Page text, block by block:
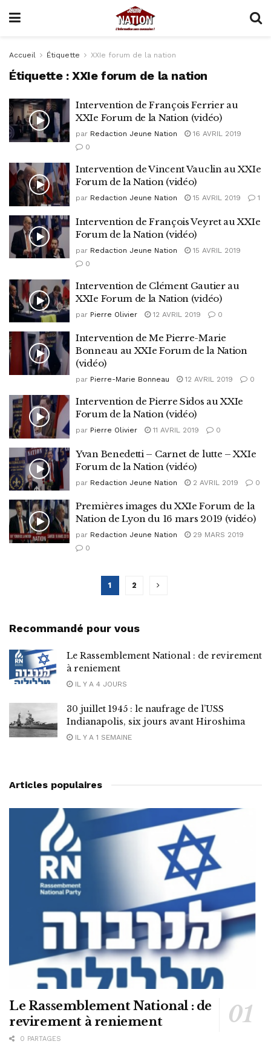
Accueil Étiquette XXIe forum de la nation
Étiquette :XXIe forum de la nation
Intervention de François Ferrier au
XXIe Forum de la Nation (vidéo)
par Redaction Jeune Nation
16 AVRIL 2019
0
Intervention de Vincent Vauclin au XXIe
Forum de la Nation (vidéo)
par Redaction Jeune Nation 15 AVRIL 2019 1
Intervention de François Veyret au XXIe
Forum de la Nation (vidéo)
par Redaction Jeune Nation
15 AVRIL 2019
0
Intervention de Clément Gautier au
XXIe Forum de la Nation (vidéo)
par Pierre Olivier 12 AVRIL 2019 0
Intervention de Me Pierre-Marie
Bonneau au XXIe Forum de la Nation
(vidéo)
par Pierre-Marie Bonneau 12 AVRIL 2019 0
Intervention de Pierre Sidos au XXIe
Forum de la Nation (vidéo)
par Pierre Olivier 11 AVRIL 2019 0
Yvan Benedetti – Carnet de lutte – XXIe
Forum de la Nation (vidéo)
par Redaction Jeune Nation 2 AVRIL 2019 0
Premières images du XXIe Forum de la
Nation de Lyon du 16 mars 2019 (vidéo)
par Redaction Jeune Nation
29 MARS 2019
0
1 2
Recommandé pour vous
Le Rassemblement National : de revirement
à reniement
IL Y A 4 JOURS
30 juillet 1945 : le naufrage de l’USS
Indianapolis, six jours avant Hiroshima
IL Y A 1 SEMAINE
Articles populaires
Le Rassemblement National : de
revirement à reniement
0 PARTAGES